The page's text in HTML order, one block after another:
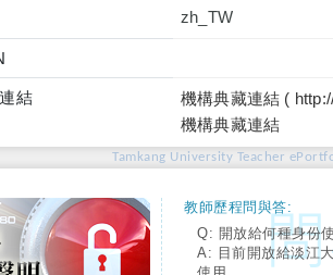
zh_TW
結
機構典藏連結 (
機構典藏連結
Tamkang University Teacher
教師歷程問與答:
Q: 開放給何種身份
A: 目前開放給淡江